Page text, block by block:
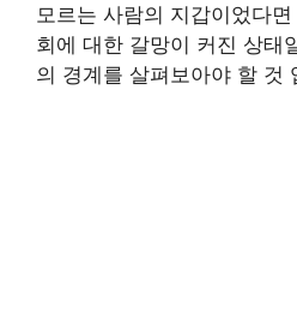
모르는 사람의 지갑이었다
회에 대한 갈망이 커진 상태
의 경계를 살펴보아야 할 것